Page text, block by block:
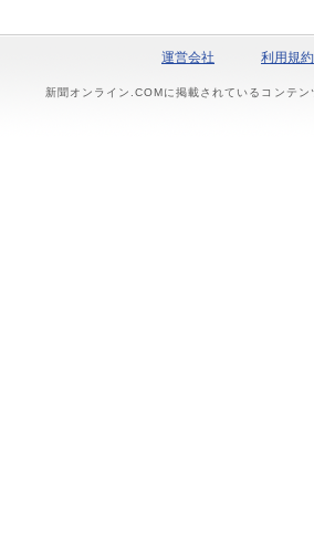
運営会社 利用規約
新聞オンライン.COMに掲載されているコンテ